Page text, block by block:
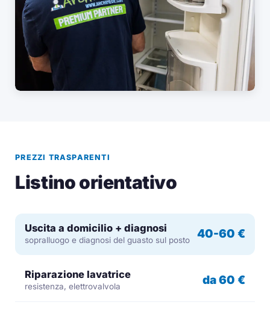
PREZZI TRASPARENTI
Listino orientativo
Uscita a domicilio + diagnosi
sopralluogo e diagnosi del guasto sul posto 40-60 €
Riparazione lavatrice
resistenza, elettrovalvola da 60 €